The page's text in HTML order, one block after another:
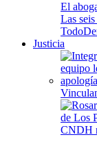
El
Las
Todo
Justicia
CNDH